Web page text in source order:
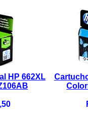
HP 662XL